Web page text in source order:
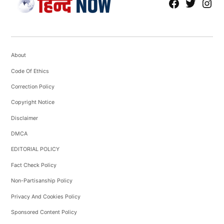
fb Tw tw
About
Code Of Ethics
Correction Policy
Copyright Notice
Disclaimer
DMCA
EDITORIAL POLICY
Fact Check Policy
Non-Partisanship Policy
Privacy And Cookies Policy
Sponsored Content Policy